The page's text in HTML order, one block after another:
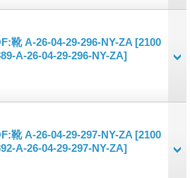
靴 A-26-04-29-296-NY-ZA [2100
A-26-04-29-296-NY-ZA]
靴 A-26-04-29-297-NY-ZA [2100
A-26-04-29-297-NY-ZA]